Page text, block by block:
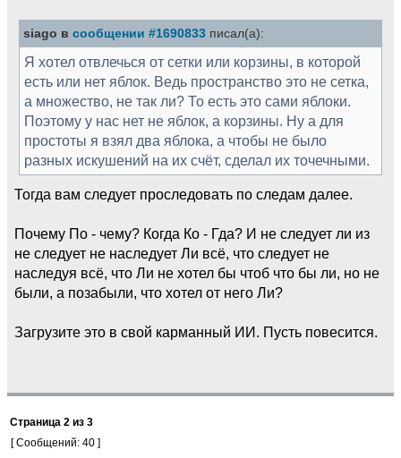
siago в сообщении #1690833 писал(а):
Я хотел отвлечься от сетки или корзины, в которой
есть или нет яблок. Ведь пространство это не сетка,
а множество, не так ли? То есть это сами яблоки.
Поэтому у нас нет не яблок, а корзины. Ну а для
простоты я взял два яблока, а чтобы не было
разных искушений на их счёт, сделал их точечными.
Тогда вам следует проследовать по следам далее.
Почему По - чему? Когда Ко - Гда? И не следует ли из
не следует не наследует Ли всё, что следует не
наследуя всё, что Ли не хотел бы чтоб что бы ли, но не
были, а позабыли, что хотел от него Ли?
Загрузите это в свой карманный ИИ. Пусть повесится.
Страница 2 из 3
[ Сообщений: 40 ]